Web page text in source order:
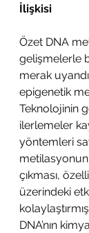
İlişkisi
Özet DNA
gelişmelerle
merak
epigenetik
Teknolojinin
ilerlemeler
yöntemleri
çıkması,
üzerindeki
DNA’nın